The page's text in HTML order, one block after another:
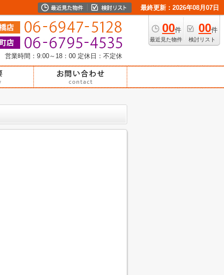
最終更新：2026年08月07日
00件
最近見た物件
00件
検討リスト
営業時間：9:00～18：00 定休日：不定休